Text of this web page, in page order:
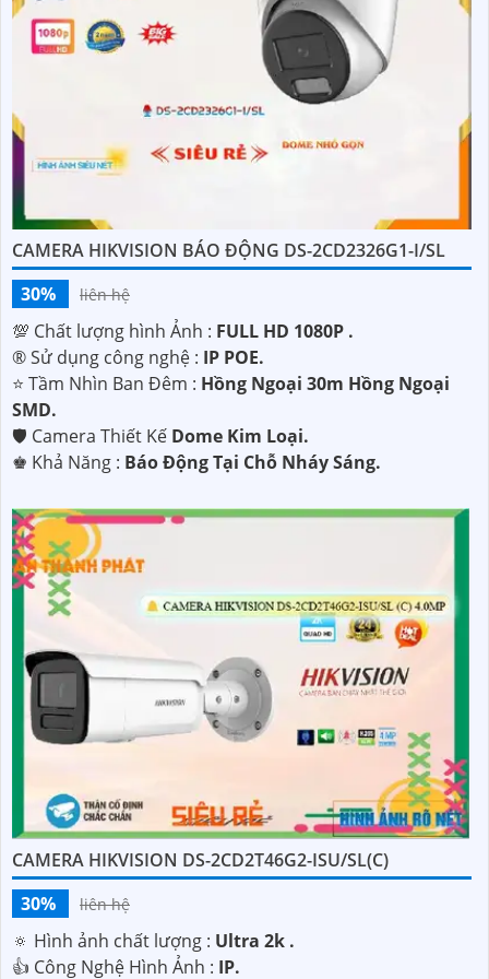
sẵn lòng hỗ trợ và tư vấn cho quý vị.
CAMERA HIKVISION BÁO ĐỘNG DS-2CD2326G1-I/SL
30%
liên hệ
💯 Chất lượng hình Ảnh : FULL HD 1080P .
®️ Sử dụng công nghệ : IP POE.
⭐ Tầm Nhìn Ban Đêm : Hồng Ngoại 30m Hồng Ngoại
SMD.
🛡 Camera Thiết Kế Dome Kim Loại.
️♚ Khả Năng : Báo Động Tại Chỗ Nháy Sáng.
CAMERA HIKVISION DS-2CD2T46G2-ISU/SL(C)
30%
liên hệ
🔅 Hình ảnh chất lượng : Ultra 2k .
👍 Công Nghệ Hình Ảnh : IP.